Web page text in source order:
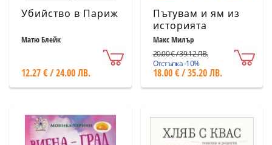
Убийство в Париж
Матю Блейк
12.27 € / 24.00 ЛВ.
Пътувам и ям из
историята
Макс Милър
20.00 € / 39.12 ЛВ.
Отстъпка -10%
18.00 € / 35.20 ЛВ.